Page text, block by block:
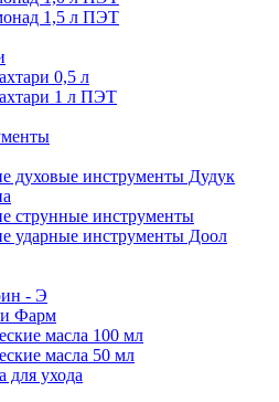
1,5 л ПЭТ
0,5 л
1 л ПЭТ
духовые инструменты Дудук
струнные инструменты
ударные инструменты Доол
- Э
Фарм
масла 100 мл
масла 50 мл
для ухода